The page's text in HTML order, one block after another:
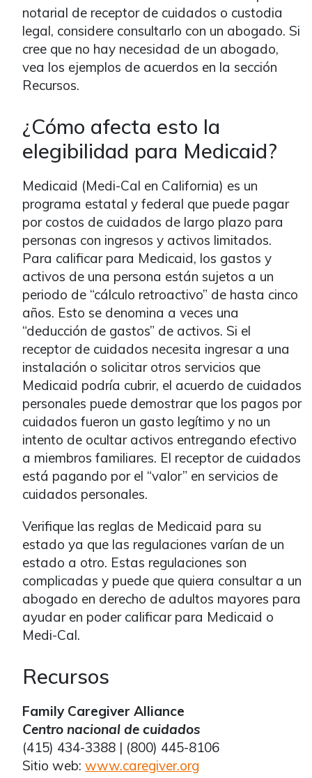
notarial de receptor de cuidados o custodia
legal, considere consultarlo con un abogado. Si
cree que no hay necesidad de un abogado,
vea los ejemplos de acuerdos en la sección
Recursos.
¿Cómo afecta esto la
elegibilidad para Medicaid?
Medicaid (Medi-Cal en California) es un
programa estatal y federal que puede pagar
por costos de cuidados de largo plazo para
personas con ingresos y activos limitados.
Para calificar para Medicaid, los gastos y
activos de una persona están sujetos a un
periodo de “cálculo retroactivo” de hasta cinco
años. Esto se denomina a veces una
“deducción de gastos” de activos. Si el
receptor de cuidados necesita ingresar a una
instalación o solicitar otros servicios que
Medicaid podría cubrir, el acuerdo de cuidados
personales puede demostrar que los pagos por
cuidados fueron un gasto legítimo y no un
intento de ocultar activos entregando efectivo
a miembros familiares. El receptor de cuidados
está pagando por el “valor” en servicios de
cuidados personales.
Verifique las reglas de Medicaid para su
estado ya que las regulaciones varían de un
estado a otro. Estas regulaciones son
complicadas y puede que quiera consultar a un
abogado en derecho de adultos mayores para
ayudar en poder calificar para Medicaid o
Medi-Cal.
Recursos
Family Caregiver Alliance
Centro nacional de cuidados
(415) 434-3388 | (800) 445-8106
Sitio web: www.caregiver.org